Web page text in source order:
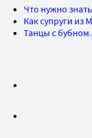
Что нужно
Как супруги из
Танцы с